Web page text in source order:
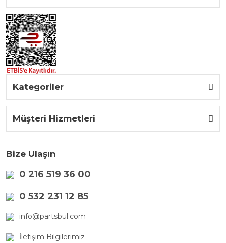
Kategoriler
Müşteri Hizmetleri
Bize Ulaşın
0 216 519 36 00
0 532 231 12 85
info@partsbul.com
İletişim Bilgilerimiz